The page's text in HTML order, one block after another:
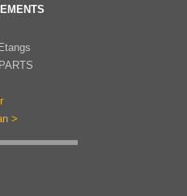
>